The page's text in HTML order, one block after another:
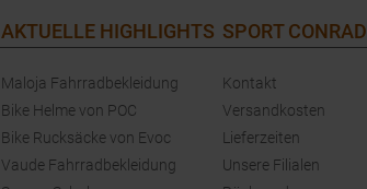
AKTUELLE HIGHLIGHTS
Maloja Fahrradbekleidung
Bike Helme von POC
Bike Rucksäcke von Evoc
Vaude Fahrradbekleidung
SPORT CONRAD
Kontakt
Versandkosten
Lieferzeiten
Unsere Filialen